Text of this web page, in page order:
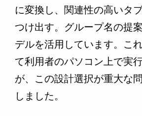
に変換し、関連性の高いタ
つけ出す。グループ名の提
デルを活用しています。こ
て利用者のパソコン上で実
が、この設計選択が重大な
しました。